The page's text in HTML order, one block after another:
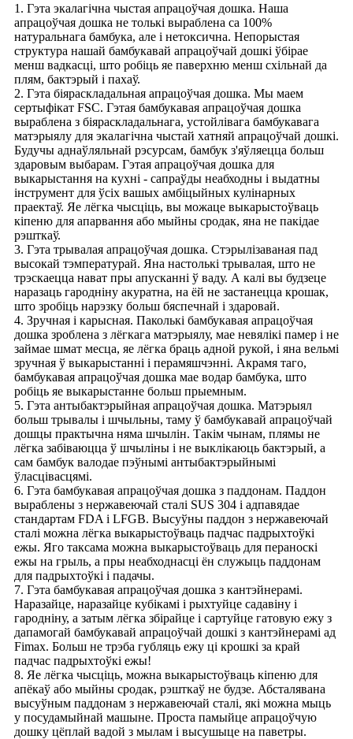
1. Гэта экалагічна чыстая апрацоўчая дошка. Наша
апрацоўчая дошка не толькі выраблена са 100%
натуральнага бамбука, але і нетоксична. Непорыстая
структура нашай бамбукавай апрацоўчай дошкі ўбірае
менш вадкасці, што робіць яе паверхню менш схільнай да
плям, бактэрый і пахаў.
2. Гэта біяраскладальная апрацоўчая дошка. Мы маем
сертыфікат FSC. Гэтая бамбукавая апрацоўчая дошка
выраблена з біяраскладальнага, устойлівага бамбукавага
матэрыялу для экалагічна чыстай хатняй апрацоўчай дошкі.
Будучы аднаўляльнай рэсурсам, бамбук з'яўляецца больш
здаровым выбарам. Гэтая апрацоўчая дошка для
выкарыстання на кухні - сапраўды неабходны і выдатны
інструмент для ўсіх вашых амбіцыйных кулінарных
праектаў. Яе лёгка чысціць, вы можаце выкарыстоўваць
кіпеню для апарвання або мыйны сродак, яна не пакідае
рэшткаў.
3. Гэта трывалая апрацоўчая дошка. Стэрылізаваная пад
высокай тэмпературай. Яна настолькі трывалая, што не
трэскаецца нават пры апусканні ў ваду. А калі вы будзеце
наразаць гародніну акуратна, на ёй не застанецца крошак,
што зробіць нарэзку больш бяспечнай і здаровай.
4. Зручная і карысная. Паколькі бамбукавая апрацоўчая
дошка зроблена з лёгкага матэрыялу, мае невялікі памер і не
займае шмат месца, яе лёгка браць адной рукой, і яна вельмі
зручная ў выкарыстанні і перамяшчэнні. Акрамя таго,
бамбукавая апрацоўчая дошка мае водар бамбука, што
робіць яе выкарыстанне больш прыемным.
5. Гэта антыбактэрыйная апрацоўчая дошка. Матэрыял
больш трывалы і шчыльны, таму ў бамбукавай апрацоўчай
дошцы практычна няма шчылін. Такім чынам, плямы не
лёгка забіваюцца ў шчыліны і не выклікаюць бактэрый, а
сам бамбук валодае пэўнымі антыбактэрыйнымі
ўласцівасцямі.
6. Гэта бамбукавая апрацоўчая дошка з паддонам. Паддон
выраблены з нержавеючай сталі SUS 304 і адпавядае
стандартам FDA і LFGB. Высуўны паддон з нержавеючай
сталі можна лёгка выкарыстоўваць падчас падрыхтоўкі
ежы. Яго таксама можна выкарыстоўваць для пераноскі
ежы на грыль, а пры неабходнасці ён служыць паддонам
для падрыхтоўкі і падачы.
7. Гэта бамбукавая апрацоўчая дошка з кантэйнерамі.
Наразайце, наразайце кубікамі і рыхтуйце садавіну і
гародніну, а затым лёгка збірайце і сартуйце гатовую ежу з
дапамогай бамбукавай апрацоўчай дошкі з кантэйнерамі ад
Fimax. Больш не трэба губляць ежу ці крошкі за край
падчас падрыхтоўкі ежы!
8. Яе лёгка чысціць, можна выкарыстоўваць кіпеню для
апёкаў або мыйны сродак, рэшткаў не будзе. Абсталявана
высуўным паддонам з нержавеючай сталі, які можна мыць
у посудамыйнай машыне. Проста памыйце апрацоўчую
дошку цёплай вадой з мылам і высушыце на паветры.